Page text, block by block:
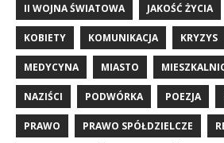
II WOJNA ŚWIATOWA JAKOŚĆ ŻYCIA
KOBIETY KOMUNIKACJA KRYZYS
MEDYCYNA MIASTO
NAZIŚCI PODWÓRKA POEZJA
PRAWO PRAWO SPÓŁDZIELCZE